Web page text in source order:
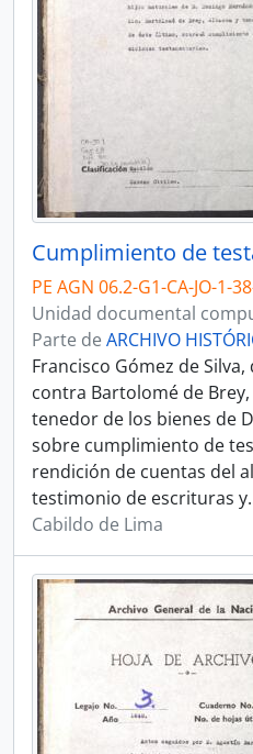
Cumplimiento de
PE AGN 06.2-G1-CA-JO-1-
Unidad documental
Parte de ARCHIVO
Francisco Gómez de
contra Bartolomé de
tenedor de los bienes de
sobre cumplimiento de
rendición de cuentas del
testimonio de escrituras y
Cabildo de Lima